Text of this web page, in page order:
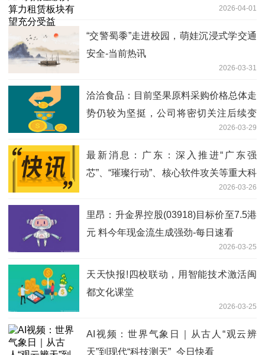
2026-04-01
“交警蜀黍”走进校园，萌娃沉浸式学交通
安全-当前热讯
2026-03-31
洽洽食品：目前坚果原料采购价格总体走
势仍较为坚挺，公司将密切关注后续变
2026-03-29
最新消息：广东：深入推进“广东强
芯”、“璀璨行动”、核心软件攻关等重大科
2026-03-26
里昂：升金界控股(03918)目标价至7.5港
元 料今年现金流生成强劲-每日速看
2026-03-25
天天快报!四校联动，用智能技术激活闽
都文化课堂
2026-03-25
AI视频：世界气象日｜从古人“观云辨
天”到现代“科技测天”_今日快看